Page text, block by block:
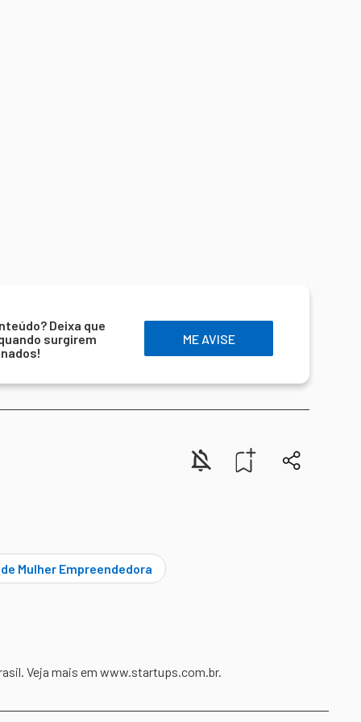
Deixa que
surgirem
ME AVISE
Mulher Empreendedora
Veja mais em www.startups.com.br.